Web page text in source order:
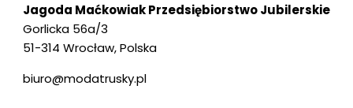
Jagoda Maćkowiak Przedsiębiorstwo Jubilerskie
Gorlicka 56a/3
51-314 Wrocław, Polska
biuro@modatrusky.pl